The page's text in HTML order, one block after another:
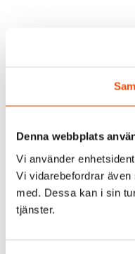
Denna webbplats
Vi använder
Vi vidarebefordrar
med. Dessa kan i sin
tjänster.